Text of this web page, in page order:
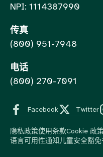
NPI: 1114387990
传真
(800) 951-7948
电话
(800) 270-7091
Facebook Twitter
隐私政策使用条款Cookie 政
语言可用性通知儿童安全豁